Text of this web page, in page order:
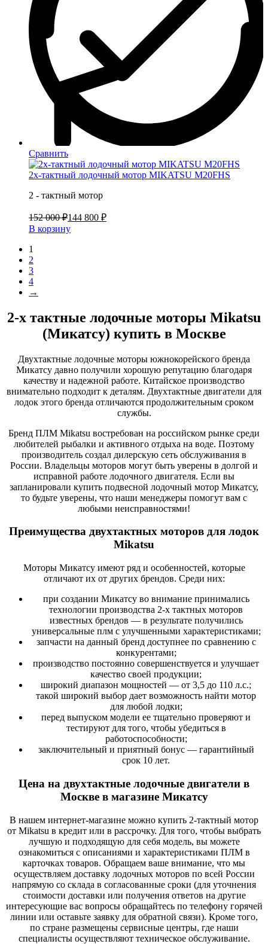
Сравнить
2х-тактный лодочный мотор MIKATSU M20FHS
2 - тактный мотор
152 000 ₽144 800 ₽
В корзину
1
2
3
4
→
2-х тактные лодочные моторы Mikatsu
(Микатсу) купить в Москве
Двухтактные лодочные моторы южнокорейского бренда
Микатсу давно получили хорошую репутацию благодаря
качеству и надежной работе. Китайское производство
внимательно подходит к деталям. Двухтактные двигатели для
лодок этого бренда отличаются продолжительным сроком
службы.
Бренд ПЛМ Mikatsu востребован на российском рынке среди
любителей рыбалки и активного отдыха на воде. Поэтому
производитель создал дилерскую сеть обслуживания в
России. Владельцы моторов могут быть уверены в долгой и
исправной работе лодочного двигателя. Если вы
запланировали купить подвесной лодочный мотор Микатсу,
то будьте уверены, что наши менеджеры помогут вам с
любыми неисправностями!
Преимущества двухтактных моторов для лодок
Mikatsu
Моторы Микатсу имеют ряд и особенностей, которые
отличают их от других брендов. Среди них:
при создании Микатсу во внимание принимались
технологии производства 2-х тактных моторов
известных брендов — в результате получились
универсальные плм с улучшенными характеристиками;
запчасти на данный бренд доступнее по сравнению с
конкурентами;
производство постоянно совершенствуется и улучшает
качество своей продукции;
широкий диапазон мощностей — от 3,5 до 110 л.с.;
такой широкий выбор дает возможность найти мотор
для любой лодки;
перед выпуском модели ее тщательно проверяют и
тестируют для того, чтобы убедиться в
работоспособности;
заключительный и приятный бонус — гарантийный
срок 10 лет.
Цена на двухтактные лодочные двигатели в
Москве в магазине Микатсу
В нашем интернет-магазине можно купить 2-тактный мотор
от Mikatsu в кредит или в рассрочку. Для того, чтобы выбрать
лучшую и подходящую для себя модель, вы можете
ознакомиться с описаниями и характеристиками ПЛМ в
карточках товаров. Обращаем ваше внимание, что мы
осуществляем доставку лодочных моторов по всей России
напрямую со склада в согласованные сроки (для уточнения
стоимости доставки или получения ответов на другие
интересующие вас вопросы обращайтесь по телефону горячей
линии или оставьте заявку для обратной связи). Кроме того,
по стране размещены сервисные центры, где наши
специалисты осуществляют техническое обслуживание.